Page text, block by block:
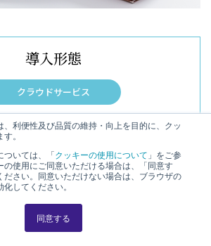
、利便性及び品質の維持・向上を目的に、クッ
。
ついては、「クッキーの使用について 」をご参
の使用にご同意いただける場合は、「同意す
ださい。同意いただけない場合は、ブラウザの
してください。
同意する
導入形態
クラウドサービス
特長
資材の申請→審査→登録→公